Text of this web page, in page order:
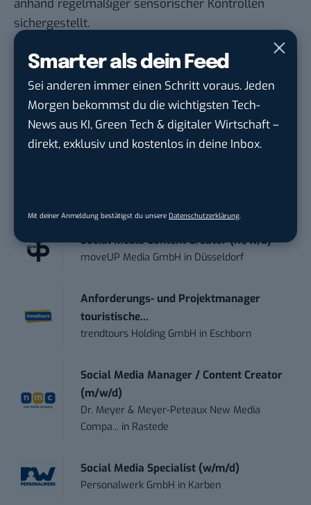
Smarter als dein Feed
Sei anderen immer einen Schritt voraus. Jeden
Morgen bekommst du die wichtigsten Tech-
News aus KI, Green Tech & digitaler Wirtschaft –
direkt, exklusiv und kostenlos in deine Inbox.
Mit deiner Anmeldung bestätigst du unsere Datenschutzerklärung
anhand regelmäßiger sensorischer Kontrollen
sichergestellt.
Hier kommst du direkt zu deinem Retterbox Abo
Veggie L. Starte heute mit deiner ersten Box und
und setze dich aktiv gegen
Lebensmittelverschwendung ein.
Hier selbst überzeugen und
Lebensmittel retten
Social Media Content Creator (m/w/d)
moveUP Media GmbH in Düsseldorf
Anforderungs- und Projektmanager
touristische...
trendtours Holding GmbH in Eschborn
Social Media Manager / Content Creator
(m/w/d)
Dr. Meyer & Meyer-Peteaux New Media
Compa... in Rastede
Social Media Specialist (w/m/d)
Personalwerk GmbH in Karben